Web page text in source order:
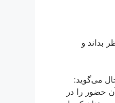
بداند و
می‌گوید:
حضور را در